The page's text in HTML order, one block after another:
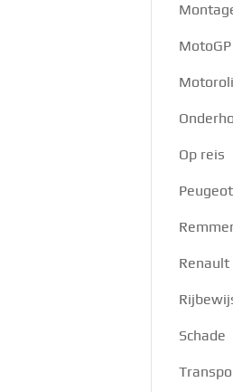
MotoGP
Op reis
Peugeot
Renault
Schade